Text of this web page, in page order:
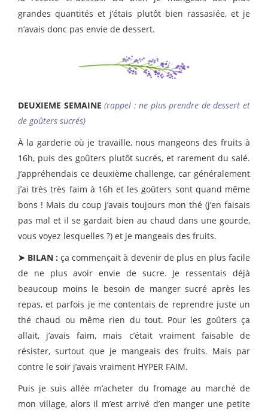
grandes quantités et j’étais plutôt bien rassasiée, et je
n’avais donc pas envie de dessert.
DEUXIEME SEMAINE(rappel : ne plus prendre de dessert et
de goûters sucrés)
À la garderie où je travaille, nous mangeons des fruits à
16h, puis des goûters plutôt sucrés, et rarement du salé.
J’appréhendais ce deuxième challenge, car généralement
j’ai très très faim à 16h et les goûters sont quand même
bons ! Mais du coup j’avais toujours mon thé (j’en faisais
pas mal et il se gardait bien au chaud dans une gourde,
vous voyez lesquelles ?) et je mangeais des fruits.
➤ BILAN :ça commençait à devenir de plus en plus facile
de ne plus avoir envie de sucre. Je ressentais déjà
beaucoup moins le besoin de manger sucré après les
repas, et parfois je me contentais de reprendre juste un
thé chaud ou même rien du tout. Pour les goûters ça
allait, j’avais faim, mais c’était vraiment faisable de
résister, surtout que je mangeais des fruits. Mais par
contre le soir j’avais vraiment HYPER FAIM.
Puis je suis allée m’acheter du fromage au marché de
mon village, alors il m’est arrivé d’en manger une petite